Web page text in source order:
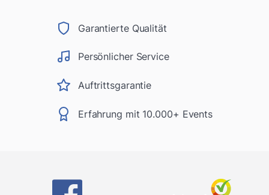
Garantierte Qualität
Persönlicher Service
Auftrittsgarantie
Erfahrung mit 10.000+ Events